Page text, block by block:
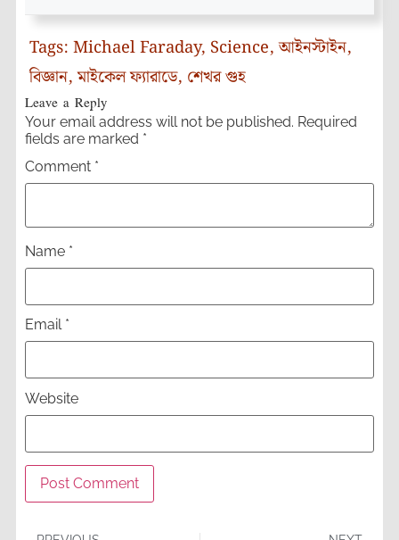
Tags: Michael Faraday, Science,আইনস্টাইন,
বিজ্ঞান,মাইকেল ফ্যারাডে, শেখর গুহ
Leave a Reply
Your email address will not be published. Required
fields are marked *
Comment *
Name *
Email *
Website